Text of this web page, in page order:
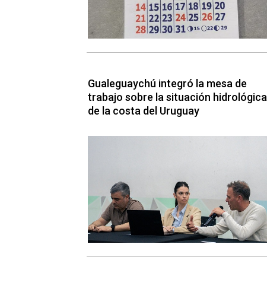
Gualeguaychú integró la mesa de
trabajo sobre la situación hidrológica
de la costa del Uruguay